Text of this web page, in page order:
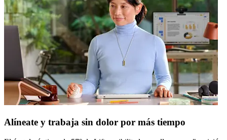
Alíneate y trabaja sin dolor por más tiempo